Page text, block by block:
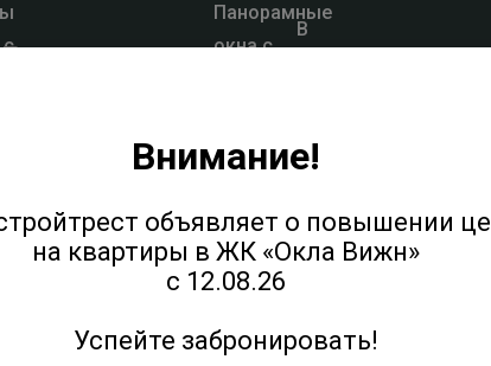
с
Панорамные
окна с
В
о квартале
Внимание!
объявляет о повышении
на квартиры в ЖК «Окла Вижн»
с 12.08.26
Успейте забронировать!